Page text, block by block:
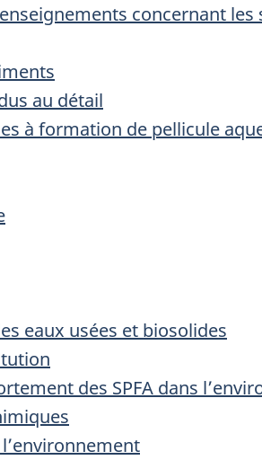
concernant
au détail
à formation de pellicule
eaux usées et biosolides
des SPFA dans